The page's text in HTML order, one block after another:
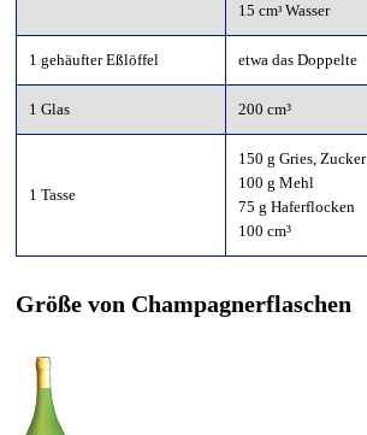
15 cm³ Wasser
1 gehäufter Eßlöffel etwa das Doppelte
1 Glas 200 cm³
1 Tasse
150 g Gries, Zucker
100 g Mehl
75 g Haferflocken
100 cm³
Größe von Champagnerflaschen